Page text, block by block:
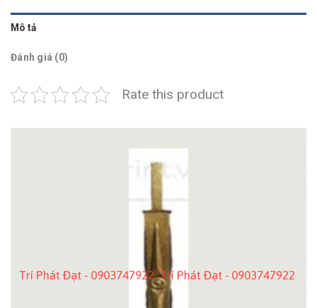
Mô tả
Đánh giá (0)
Rate this product